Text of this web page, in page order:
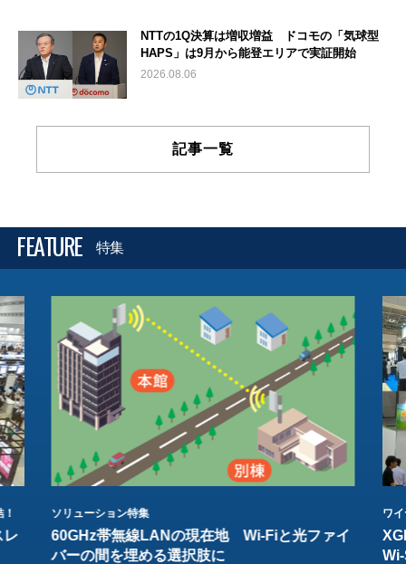
NTTの1Q決算は増収増益 ドコモの「気球型
HAPS」は9月から能登エリアで実証開始
2026.08.06
記事一覧
FEATURE 特集
レ
ソリューション特集
60GHz帯無線LANの現在地 Wi-Fiと光ファイ
バーの間を埋める選択肢に
ワ